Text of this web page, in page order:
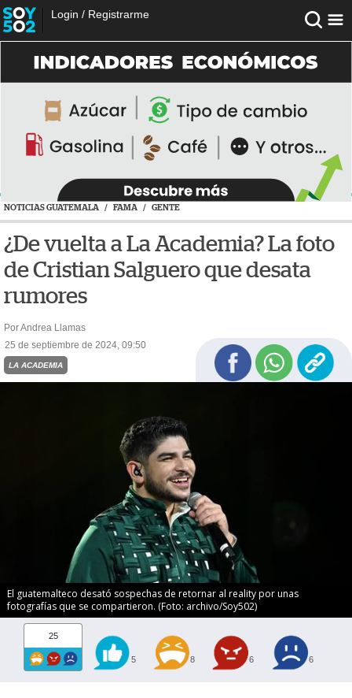
Login / Registrarme
NOTICIAS GUATEMALA / FAMA / GENTE
¿De vuelta a La Academia? La foto
de Cristian Salguero que desata
rumores
Por Andrea Llamas
25 de septiembre de 2024, 09:50
LA ACADEMIA
El guatemalteco desató sospechas de retornar al reality por unas
fotografías que se compartieron. (Foto: archivo/Soy502)
25
5 8 6 6